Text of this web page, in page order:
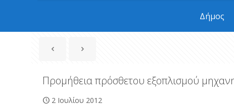
Δήμος
Προμήθεια πρόσθετου εξοπλισμού
2 Ιουλίου 2012